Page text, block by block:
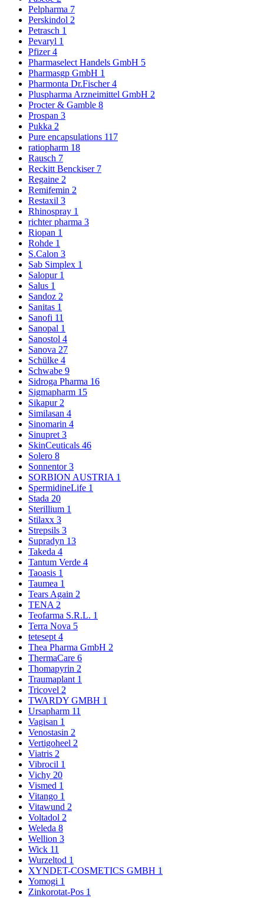
Pelpharma 7
Perskindol 2
Petrasch 1
Pevaryl 1
Pfizer4
Pharmaselect Handels GmbH 5
Pharmasgp GmbH 1
Pharmonta Dr.Fischer4
Pluspharma Arzneimittel GmbH 2
Procter & Gamble 8
Prospan 3
Pukka 2
Pure encapsulations 117
ratiopharm 18
Rausch 7
Reckitt Benckiser 7
Regaine 2
Remifemin 2
Restaxil 3
Rhinospray 1
richter pharma 3
Riopan 1
Rohde 1
S.Calon 3
Sab Simplex 1
Salopur 1
Salus 1
Sandoz 2
Sanitas 1
Sanofi 11
Sanopal 1
Sanostol 4
Sanova 27
Schülke 4
Schwabe 9
Sidroga Pharma 16
Sigmapharm 15
Sikapur 2
Similasan 4
Sinomarin 4
Sinupret 3
SkinCeuticals 46
Solero 8
Sonnentor3
SORBION AUSTRIA 1
SpermidineLife 1
Stada 20
Sterillium 1
Stilaxx 3
Strepsils 3
Supradyn 13
Takeda 4
Tantum Verde 4
Taoasis 1
Taumea 1
Tears Again 2
TENA 2
Teofarma S.R.L. 1
Terra Nova 5
tetesept 4
Thea Pharma GmbH 2
ThermaCare 6
Thomapyrin 2
Traumaplant 1
Tricovel 2
TWARDY GMBH 1
Ursapharm 11
Vagisan 1
Venostasin 2
Vertigoheel 2
Viatris 2
Vibrocil 1
Vichy 20
Vismed 1
Vitango 1
Vitawund 2
Voltadol 2
Weleda 8
Wellion 3
Wick 11
Wurzeltod 1
XYNDET-COSMETICS GMBH 1
Yomogi 1
Zinkorotat-Pos 1